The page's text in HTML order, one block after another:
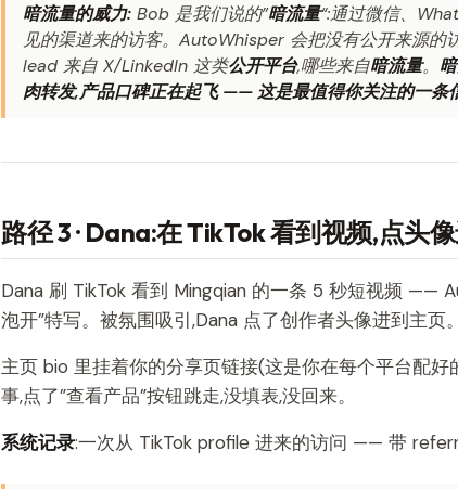
暗流量的威力: Bob 是我们说的”暗流量“:通过微信、
见的渠道来的访客。AutoWhisper 会把没有公开来源的
lead 来自 X/LinkedIn 这类公开平台,哪些来自暗流量。
肉转发,产品口碑正在起飞 —— 这是最值得你关注的一条
路径 3 · Dana:在 TikTok 看到视频,点头
Dana 刷 TikTok 看到 Mingqian 的一条 5 秒短视频 ——
泡开”特写。被氛围吸引,Dana 点了创作者头像进到主页。
主页 bio 里挂着你的分享页链接(这是你在每个平台配好
事,点了”查看产品”按钮跳走,没填表,没回来。
系统记录:一次从 TikTok profile 进来的访问 —— 带